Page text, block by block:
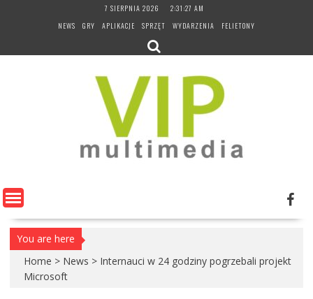
7 SIERPNIA 2026
2:31:28 AM
NEWS
GRY APLIKACJE SPRZĘT WYDARZENIA FELIETONY
You are here
Home > News > Internauci w 24 godziny pogrzebali projekt
Microsoft